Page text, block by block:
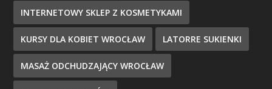
INTERNETOWY SKLEP Z KOSMETYKAMI
KURSY DLA KOBIET WROCŁAW LATORRE SUKIENKI
MASAŻ ODCHUDZAJĄCY WROCŁAW